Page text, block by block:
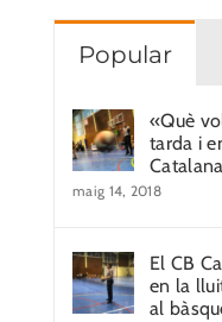
Popular
«Què
tarda i
maig 14, 2018
El CB
en la
al